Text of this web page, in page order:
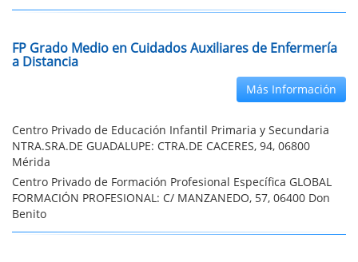
FP Grado Medio en Cuidados Auxiliares de Enfermería
a Distancia
Más Información
Centro Privado de Educación Infantil Primaria y Secundaria
NTRA.SRA.DE GUADALUPE: CTRA.DE CACERES, 94, 06800
Mérida
Centro Privado de Formación Profesional Específica GLOBAL
FORMACIÓN PROFESIONAL: C/ MANZANEDO, 57, 06400 Don
Benito